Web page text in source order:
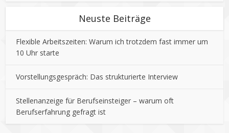
Neuste Beiträge
Flexible Arbeitszeiten: Warum ich trotzdem fast immer um
10 Uhr starte
Vorstellungsgespräch: Das strukturierte Interview
Stellenanzeige für Berufseinsteiger – warum oft
Berufserfahrung gefragt ist